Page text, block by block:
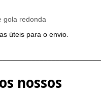
gola redonda
úteis para o envio.
nossos